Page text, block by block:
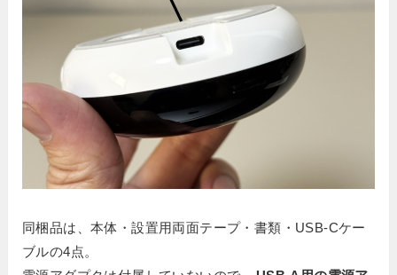
同梱品は、本体・設置用両面テープ・書類・USB-Cケー
ブルの4点。